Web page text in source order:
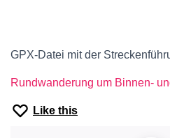
GPX-Datei mit der
Rundwanderung um Binnen-
Like this